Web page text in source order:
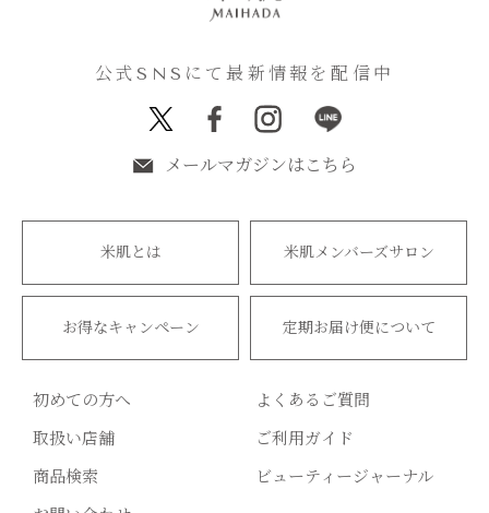
公式SNSにて最新情報を配信中
メールマガジンはこちら
米肌とは 米肌メンバーズサロン
お得なキャンペーン 定期お届け便について
初めての方へ
よくあるご質問
取扱い店舗
ご利用ガイド
商品検索
ビューティージャーナル